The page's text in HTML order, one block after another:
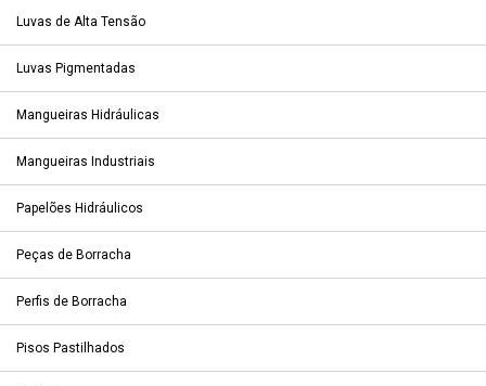
Luvas de Alta Tensão
Luvas Pigmentadas
Mangueiras Hidráulicas
Mangueiras Industriais
Papelões Hidráulicos
Peças de Borracha
Perfis de Borracha
Pisos Pastilhados